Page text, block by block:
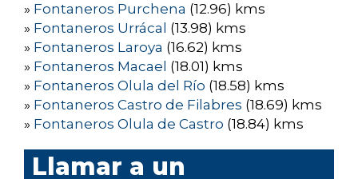
» Fontaneros Purchena (12.96) kms
» Fontaneros Urrácal (13.98) kms
» Fontaneros Laroya (16.62) kms
» Fontaneros Macael (18.01) kms
» Fontaneros Olula del Río (18.58) kms
» Fontaneros Castro de Filabres (18.69) kms
» Fontaneros Olula de Castro (18.84) kms
Llamar a un